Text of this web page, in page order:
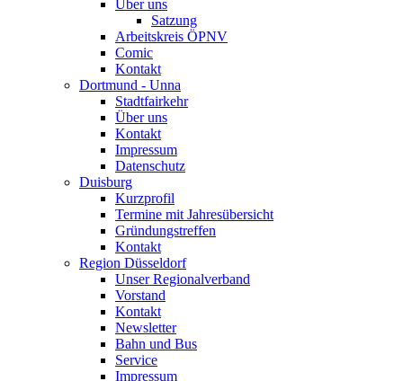
Über uns
Satzung
Arbeitskreis ÖPNV
Comic
Kontakt
Dortmund - Unna
Stadtfairkehr
Über uns
Kontakt
Impressum
Datenschutz
Duisburg
Kurzprofil
Termine mit Jahresübersicht
Gründungstreffen
Kontakt
Region Düsseldorf
Unser Regionalverband
Vorstand
Kontakt
Newsletter
Bahn und Bus
Service
Impressum